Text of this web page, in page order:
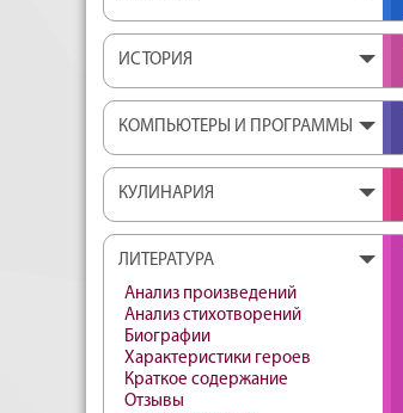
ИСТОРИЯ
КОМПЬЮТЕРЫ И ПРОГРАММЫ
КУЛИНАРИЯ
ЛИТЕРАТУРА
Анализ произведений
Анализ стихотворений
Биографии
Характеристики героев
Краткое содержание
Отзывы